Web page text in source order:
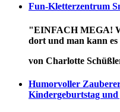
Fun-Kletterzentrum
"EINFACH MEGA!
dort und man kann
von Charlotte
Humorvoller
Kindergeburtstag und